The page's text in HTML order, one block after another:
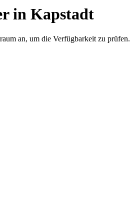
in Kapstadt
an, um die Verfügbarkeit zu prüfen.